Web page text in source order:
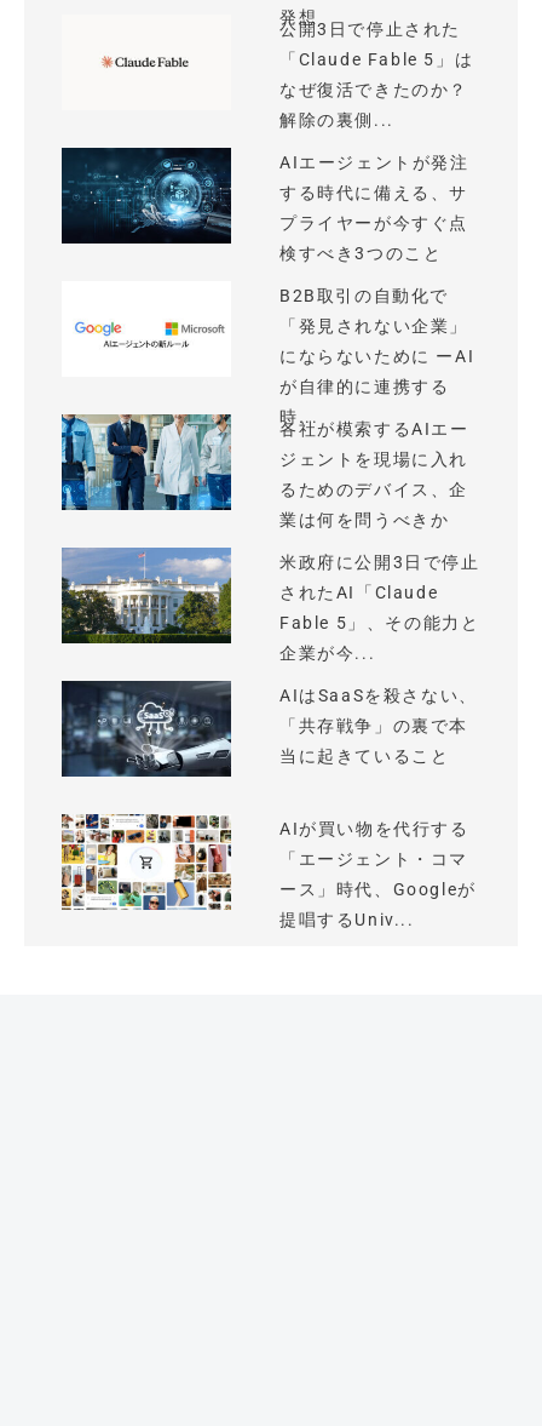
発想
公開3日で停止された
「Claude Fable 5」は
なぜ復活できたのか？
解除の裏側...
AIエージェントが発注
する時代に備える、サ
プライヤーが今すぐ点
検すべき3つのこと
B2B取引の自動化で
「発見されない企業」
にならないために ーAI
が自律的に連携する
時...
各社が模索するAIエー
ジェントを現場に入れ
るためのデバイス、企
業は何を問うべきか
米政府に公開3日で停止
されたAI「Claude
Fable 5」、その能力と
企業が今...
AIはSaaSを殺さない、
「共存戦争」の裏で本
当に起きていること
AIが買い物を代行する
「エージェント・コマ
ース」時代、Googleが
提唱するUniv...